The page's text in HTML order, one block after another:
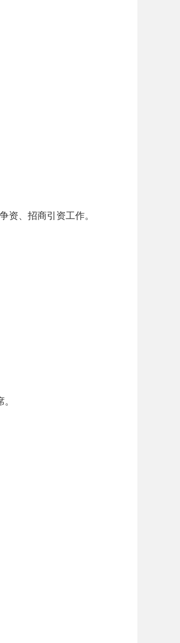
、招商引资工作。